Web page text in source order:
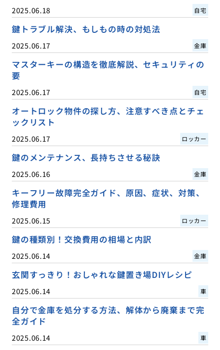
2025.06.18 自宅
鍵トラブル解決、もしもの時の対処法
2025.06.17 金庫
マスターキーの構造を徹底解説、セキュリティの
要
2025.06.17 自宅
オートロック物件の探し方、注意すべき点とチェ
ックリスト
2025.06.17 ロッカー
鍵のメンテナンス、長持ちさせる秘訣
2025.06.16 金庫
キーフリー故障完全ガイド、原因、症状、対策、
修理費用
2025.06.15 ロッカー
鍵の種類別！交換費用の相場と内訳
2025.06.14 金庫
玄関すっきり！おしゃれな鍵置き場DIYレシピ
2025.06.14 車
自分で金庫を処分する方法、解体から廃棄まで完
全ガイド
2025.06.14 車